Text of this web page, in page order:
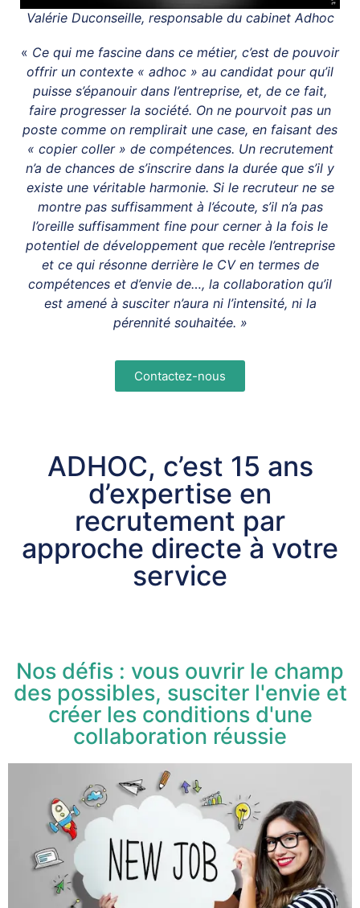
Valérie Duconseille, responsable du cabinet Adhoc
« Ce qui me fascine dans ce métier, c’est de pouvoir
offrir un contexte « adhoc » au candidat pour qu’il
puisse s’épanouir dans l’entreprise, et, de ce fait,
faire progresser la société. On ne pourvoit pas un
poste comme on remplirait une case, en faisant des
« copier coller » de compétences. Un recrutement
n’a de chances de s’inscrire dans la durée que s’il y
existe une véritable harmonie. Si le recruteur ne se
montre pas suffisamment à l’écoute, s’il n’a pas
l’oreille suffisamment fine pour cerner à la fois le
potentiel de développement que recèle l’entreprise
et ce qui résonne derrière le CV en termes de
compétences et d’envie de…, la collaboration qu’il
est amené à susciter n’aura ni l’intensité, ni la
pérennité souhaitée. »
Contactez-nous
ADHOC, c’est 15 ans
d’expertise en
recrutement par
approche directe à votre
service
Nos défis : vous ouvrir le champ
des possibles, susciter l'envie et
créer les conditions d'une
collaboration réussie